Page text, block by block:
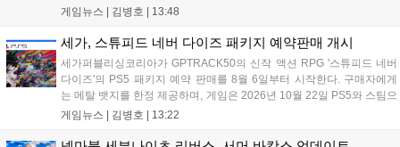
명예 보상을 지급한다. 또한 9월 10일까지 서비스 21주년 기념 이벤트가
임인 아라드 수족관 메이커를 통해 다양한 아이템을 교환할 수 있다. 상
세 정보는 공식 홈페이지에서 확인 가능하다....
게임뉴스 | 김병호 13:48
세가, 스튜피드 네버 다이즈 패키지 예약판매 개시
세가퍼블리싱코리아가 GPTRACK50의 신작 액션 RPG '스튜피드 네버
다이즈'의 PS5 패키지 예약 판매를 8월 6일부터 시작한다. 구매자에게
는 메탈 뱃지를 한정 제공하며, 게임은 2026년 10월 22일 PS5와 스팀으
로 정식 출시된다. 좀비 주인공 데이비가 보디 해킹과 스타일 이트 능력
럭스판 등 다양한 에디션도 함께 발매될 예정이다....
게임뉴스 | 김병호 13:22